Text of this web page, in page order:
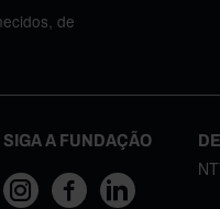
de
SIGA A FUNDAÇÃO